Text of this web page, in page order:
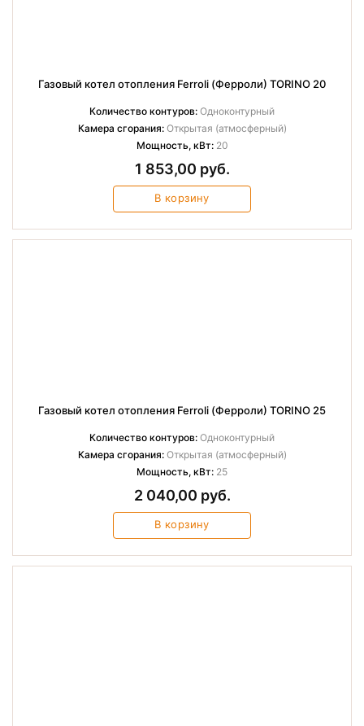
Газовый котел отопления Ferroli (Ферроли) TORINO 20
Количество контуров: Одноконтурный
Камера сгорания:Открытая (атмосферный)
Мощность, кВт:20
1 853,00 руб.
В корзину
Газовый котел отопления Ferroli (Ферроли) TORINO 25
Количество контуров: Одноконтурный
Камера сгорания:Открытая (атмосферный)
Мощность, кВт: 25
2 040,00 руб.
В корзину